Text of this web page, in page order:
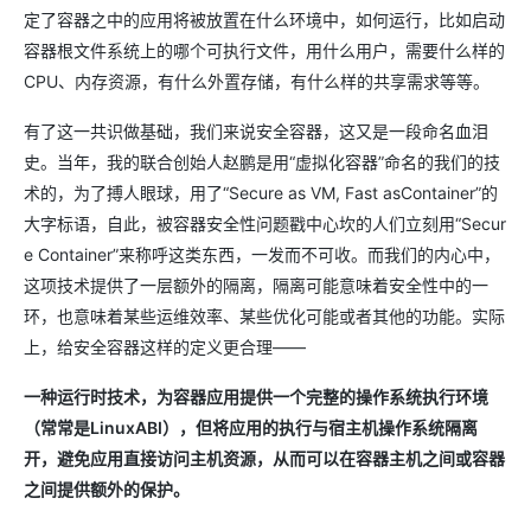
定了容器之中的应用将被放置在什么环境中，如何运行，比如启动
容器根文件系统上的哪个可执行文件，用什么用户，需要什么样的
CPU、内存资源，有什么外置存储，有什么样的共享需求等等。
有了这一共识做基础，我们来说安全容器，这又是一段命名血泪
史。当年，我的联合创始人赵鹏是用“虚拟化容器”命名的我们的技
术的，为了搏人眼球，用了“Secure as VM, Fast asContainer”的
大字标语，自此，被容器安全性问题戳中心坎的人们立刻用“Secur
e Container”来称呼这类东西，一发而不可收。而我们的内心中，
这项技术提供了一层额外的隔离，隔离可能意味着安全性中的一
环，也意味着某些运维效率、某些优化可能或者其他的功能。实际
上，给安全容器这样的定义更合理——
一种运行时技术，为容器应用提供一个完整的操作系统执行环境
（常常是LinuxABI），但将应用的执行与宿主机操作系统隔离
开，避免应用直接访问主机资源，从而可以在容器主机之间或容器
之间提供额外的保护。